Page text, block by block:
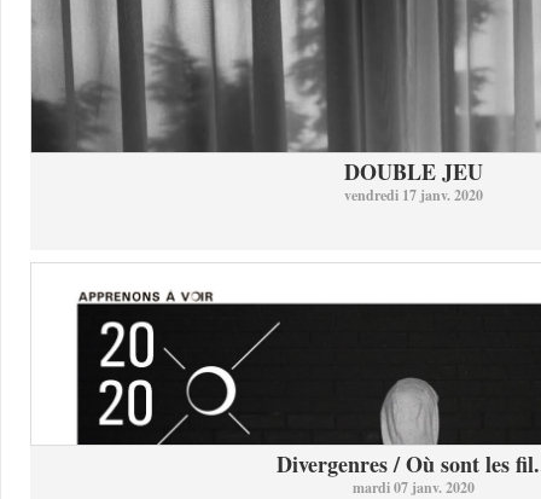
DOUBLE JEU
vendredi 17 janv. 2020
Divergenres / Où sont les
mardi 07 janv. 2020